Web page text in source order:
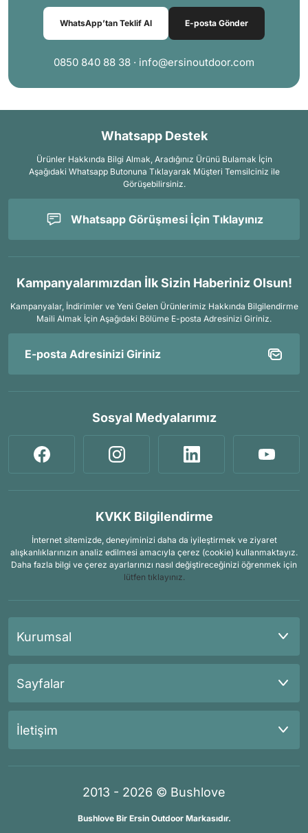
WhatsApp’tan Teklif Al E-posta Gönder
0850 840 88 38 · info@ersinoutdoor.com
Whatsapp Destek
Ürünler Hakkında Bilgi Almak, Aradığınız Ürünü Bulamak İçin
Aşağıdaki Whatsapp Butonuna Tıklayarak Müşteri Temsilciniz ile
Görüşebilirsiniz.
Whatsapp Görüşmesi İçin Tıklayınız
Kampanyalarımızdan İlk Sizin Haberiniz Olsun!
Kampanyalar, İndirimler ve Yeni Gelen Ürünlerimiz Hakkında Bilgilendirme
Maili Almak İçin Aşağıdaki Bölüme E-posta Adresinizi Giriniz.
Sosyal Medyalarımız
KVKK Bilgilendirme
İnternet sitemizde, deneyiminizi daha da iyileştirmek ve ziyaret
alışkanlıklarınızın analiz edilmesi amacıyla çerez (cookie) kullanmaktayız.
Daha fazla bilgi ve çerez ayarlarınızı nasıl değiştireceğinizi öğrenmek için
lütfen tıklayınız.
Kurumsal
Sayfalar
İletişim
2013 - 2026 © Bushlove
Bushlove Bir Ersin Outdoor Markasıdır.